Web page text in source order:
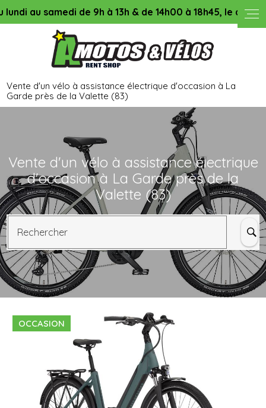
de 9h à 13h & de 14h00 à 18h45, le dimanche &
Vente d'un vélo à assistance électrique d'occasion à La
Garde près de la Valette (83)
Vente d'un vélo à assistance électrique
d'occasion à La Garde près de la
Valette (83)
Rechercher
OCCASION
Panneau de gestion des cookies